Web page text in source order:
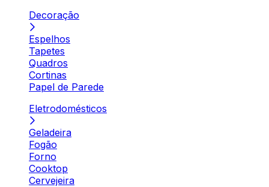
Decoração
Espelhos
Tapetes
Quadros
Cortinas
Papel de Parede
Eletrodomésticos
Geladeira
Fogão
Forno
Cooktop
Cervejeira